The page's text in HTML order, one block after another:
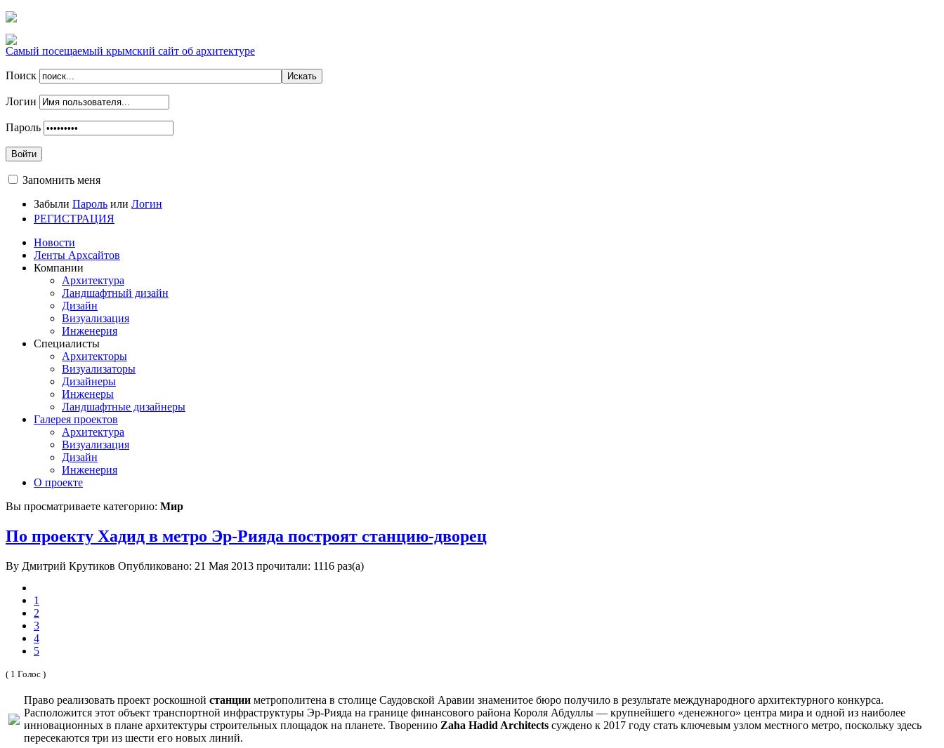
Самый посещаемый крымский сайт об архитектуре
Поиск
Логин
Пароль
Войти
Запомнить меня
Забыли Пароль или Логин
РЕГИСТРАЦИЯ
Новости
Ленты Архсайтов
Компании
Архитектура
Ландшафтный дизайн
Дизайн
Визуализация
Инженерия
Специалисты
Архитекторы
Визуализаторы
Дизайнеры
Инженеры
Ландшафтные дизайнеры
Галерея проектов
Архитектура
Визуализация
Дизайн
Инженерия
О проекте
Вы просматриваете категорию: Мир
По проекту Хадид в метро Эр-Рияда построят станцию-дворец
By Дмитрий Крутиков Опубликовано: 21 Мая 2013 прочитали: 1116 раз(а)
1
2
3
4
5
( 1 Голос )
Право реализовать проект роскошной станции метрополитена в столице Саудовской Аравии знаменитое бюро получило в результате международного архитектурного конкурса.
Расположится этот объект транспортной инфраструктуры Эр-Рияда на границе финансового района Короля Абдуллы — крупнейшего «денежного» центра мира и одной из наиболее
инновационных в плане архитектуры строительных площадок на планете. Творению Zaha Hadid Architects суждено к 2017 году стать ключевым узлом местного метро, поскольку здесь
пересекаются три из шести его новых линий.